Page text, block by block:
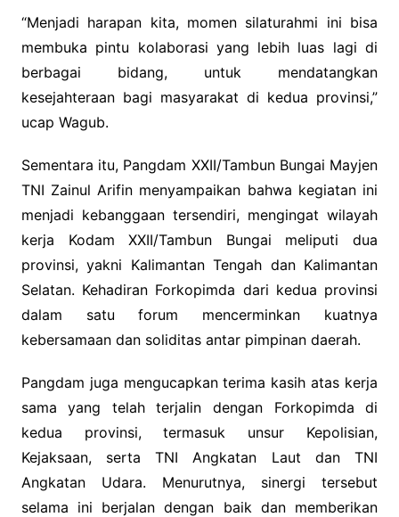
“Menjadi harapan kita, momen silaturahmi ini bisa
membuka pintu kolaborasi yang lebih luas lagi di
berbagai bidang, untuk mendatangkan
kesejahteraan bagi masyarakat di kedua provinsi,”
ucap Wagub.
Sementara itu, Pangdam XXII/Tambun Bungai Mayjen
TNI Zainul Arifin menyampaikan bahwa kegiatan ini
menjadi kebanggaan tersendiri, mengingat wilayah
kerja Kodam XXII/Tambun Bungai meliputi dua
provinsi, yakni Kalimantan Tengah dan Kalimantan
Selatan. Kehadiran Forkopimda dari kedua provinsi
dalam satu forum mencerminkan kuatnya
kebersamaan dan soliditas antar pimpinan daerah.
Pangdam juga mengucapkan terima kasih atas kerja
sama yang telah terjalin dengan Forkopimda di
kedua provinsi, termasuk unsur Kepolisian,
Kejaksaan, serta TNI Angkatan Laut dan TNI
Angkatan Udara. Menurutnya, sinergi tersebut
selama ini berjalan dengan baik dan memberikan